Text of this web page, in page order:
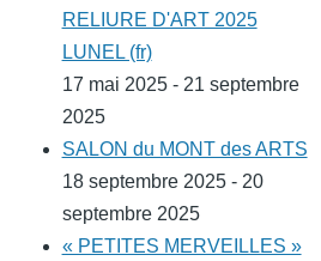
RELIURE D'ART 2025
LUNEL (fr)
17 mai 2025 - 21 septembre
2025
SALON du MONT des ARTS
18 septembre 2025 - 20
septembre 2025
« PETITES MERVEILLES »